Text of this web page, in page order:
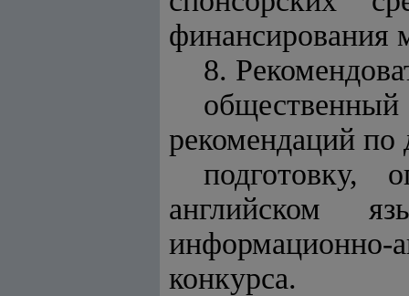
финансирования
8.
общественный
рекомендаций по
подготовку,
английском
конкурса.